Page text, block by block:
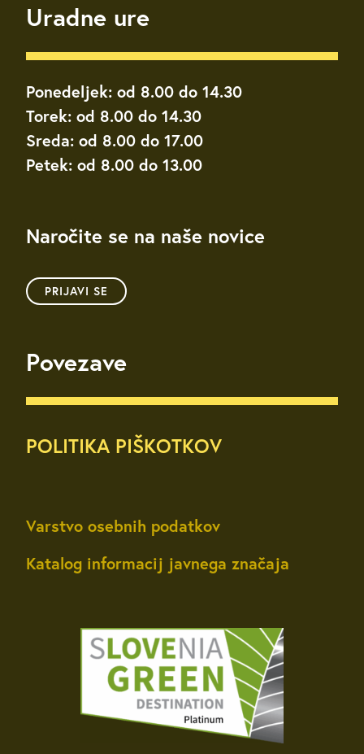
Uradne ure
Ponedeljek: od 8.00 do 14.30
Torek: od 8.00 do 14.30
Sreda: od 8.00 do 17.00
Petek: od 8.00 do 13.00
Naročite se na naše novice
PRIJAVI SE
Povezave
POLITIKA PIŠKOTKOV
Varstvo osebnih podatkov
Katalog informacij javnega značaja